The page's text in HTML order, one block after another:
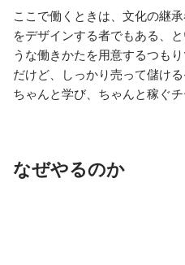
ここで働くときは、文化の継
をデザインする者でもある、
うな働きかたを用意するつも
だけど、しっかり売って儲け
ちゃんと学び、ちゃんと稼ぐチ
なぜやるのか